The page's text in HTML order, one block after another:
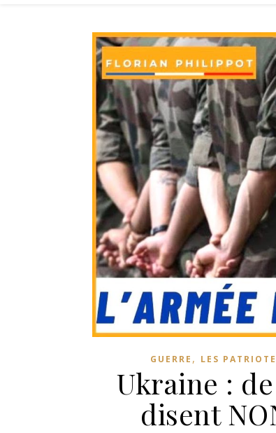
GUERRE , LES
Ukraine :
disent